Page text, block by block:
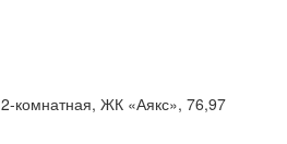
2-комнатная, ЖК «Аякс», 76,97